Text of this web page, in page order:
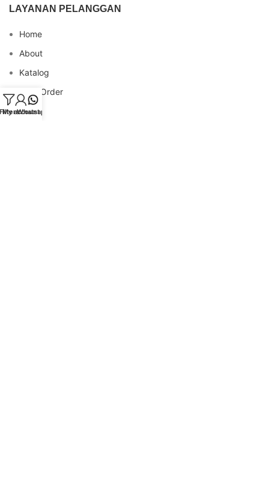
LAYANAN PELANGGAN
Home
About
Katalog
Cara Order
Blog
My account
Whatsapp